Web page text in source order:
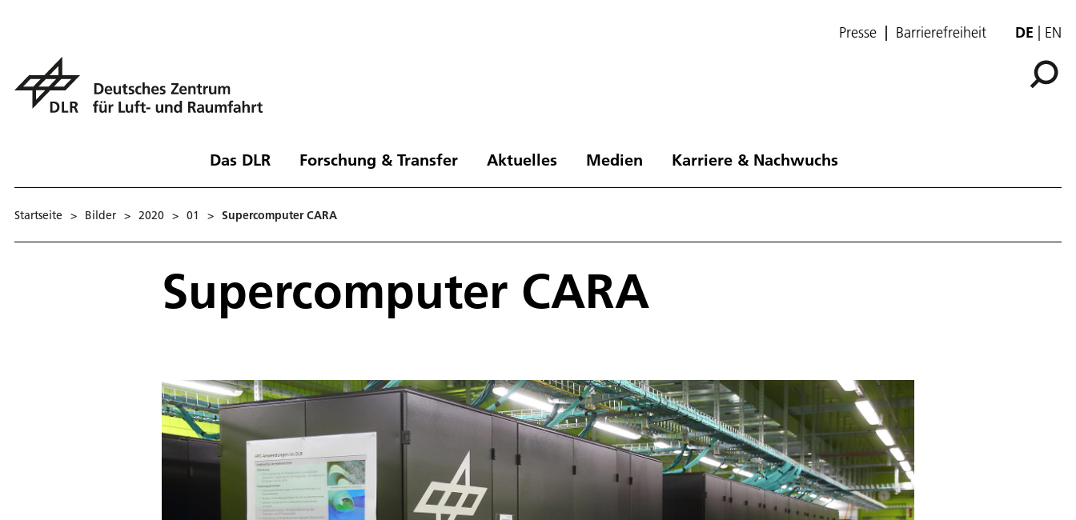
Presse Barrierefreiheit DE EN
Das DLR Forschung & Transfer Aktuelles Medien Karriere & Nachwuchs
Startseite > Bilder > 2020 > 01 > Supercomputer CARA
Supercomputer CARA